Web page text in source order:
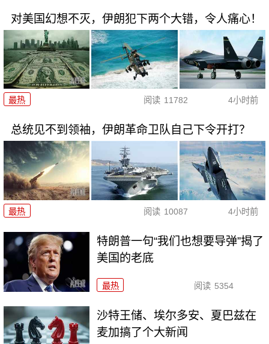
对美国幻想不灭，伊朗犯下两个大错，令人痛心！
最热 阅读 11782 4小时前
总统见不到领袖，伊朗革命卫队自己下令开打？
最热 阅读 10087 4小时前
特朗普一句“我们也想要导弹”揭了
美国的老底
最热 阅读 5354
沙特王储、埃尔多安、夏巴兹在
麦加搞了个大新闻